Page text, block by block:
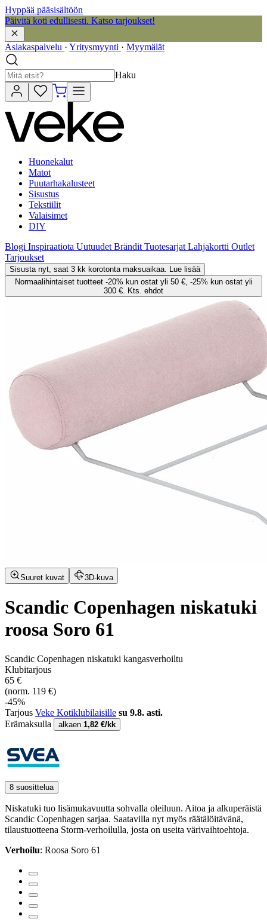
Hyppää pääsisältöön
Päivitä koti edullisesti. Katso tarjoukset!
Asiakaspalvelu · Yritysmyynti · Myymälät
Haku
Huonekalut
Matot
Puutarhakalusteet
Sisustus
Tekstiilit
Valaisimet
DIY
Blogi Inspiraatiota Uutuudet Brändit Tuotesarjat Lahjakortti Outlet
Tarjoukset
Sisusta nyt, saat 3 kk korotonta maksuaikaa. Lue lisää
Normaalihintaiset tuotteet -20% kun ostat yli 50 €, -25% kun ostat yli
300 €. Kts. ehdot
Suuret kuvat 3D-kuva
Scandic Copenhagen niskatuki
roosa Soro 61
Scandic Copenhagen niskatuki kangasverhoiltu
Klubitarjous
65 €
(norm. 119 €)
-45%
Tarjous Veke Kotiklubilaisille su 9.8. asti.
Erämaksulla
alkaen 1,82 €/kk
8 suosittelua
Niskatuki tuo lisämukavuutta sohvalla oleiluun. Aitoa ja alkuperäistä
Scandic Copenhagen sarjaa. Saatavilla nyt myös räätälöitävänä,
tilaustuotteena Storm-verhoilulla, josta on useita värivaihtoehtoja.
Verhoilu: Roosa Soro 61